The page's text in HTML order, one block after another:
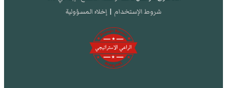
شروط الإستخدام | إخلاء المسؤولية